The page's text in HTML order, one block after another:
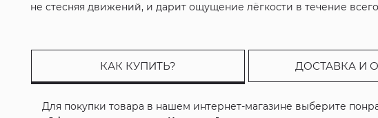
не стесняя движений, и дарит ощущение лёгкости в течение
КАК КУПИТЬ? ДОСТАВКА И
Для покупки товара в нашем интернет-магазине выберите